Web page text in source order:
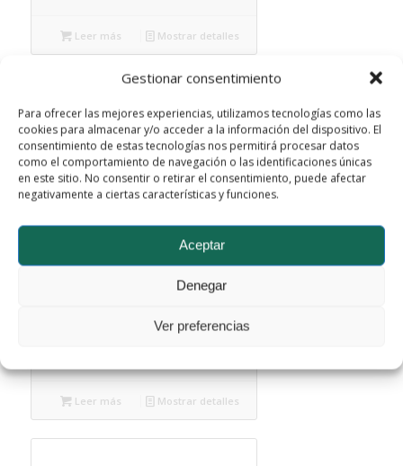
Gestionar consentimiento
Para ofrecer las mejores experiencias, utilizamos tecnologías como las
cookies para almacenar y/o acceder a la información del dispositivo. El
consentimiento de estas tecnologías nos permitirá procesar datos
como el comportamiento de navegación o las identificaciones únicas
en este sitio. No consentir o retirar el consentimiento, puede afectar
negativamente a ciertas características y funciones.
Aceptar
Denegar
Ver preferencias
Leer más Mostrar detalles
FWCAR-0705-3001-02
Leer más Mostrar detalles